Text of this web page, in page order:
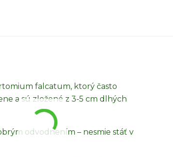
falcatum, ktorý často
a sú zložené z 3-5 cm dlhých
odvodnením – nesmie stáť v